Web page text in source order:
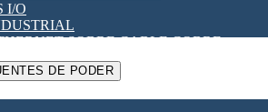
SÓLIDO SSR
DE POTENCIA
I/O
SOBRE CABLE COBRE
DE PODER